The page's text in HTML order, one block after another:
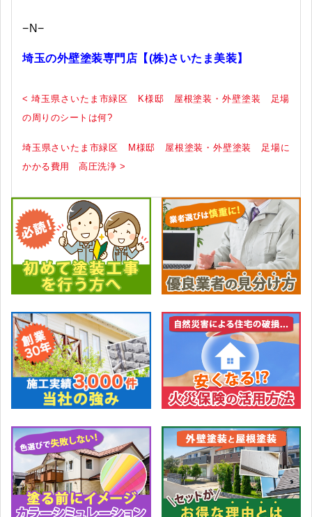
−N−
埼玉の外壁塗装専門店【(株)さいたま美装】
< 埼玉県さいたま市緑区 K様邸 屋根塗装・外壁塗装 足場
の周りのシートは何?
埼玉県さいたま市緑区 M様邸 屋根塗装・外壁塗装 足場に
かかる費用 高圧洗浄 >